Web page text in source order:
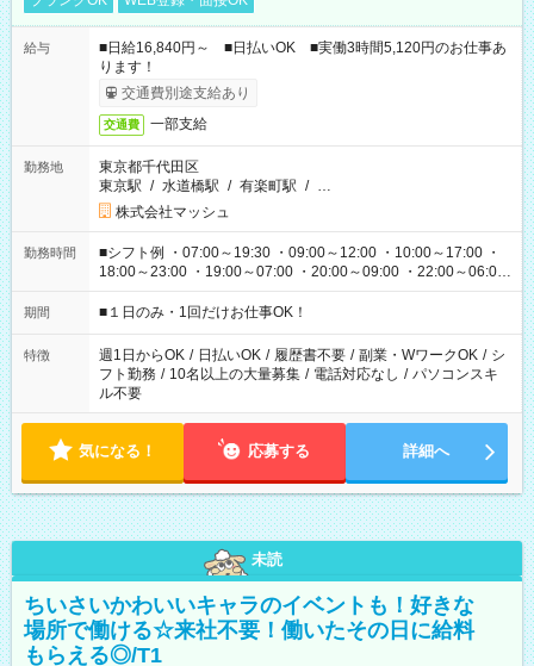
給与
■日給16,840円～ ■日払いOK ■実働3時間5,120円のお仕事あ
ります！
交通費別途支給あり
交通費 一部支給
勤務地
東京都千代田区
東京駅 / 水道橋駅 / 有楽町駅 / …
株式会社マッシュ
勤務時間
■シフト例 ・07:00～19:30 ・09:00～12:00 ・10:00～17:00 ・
18:00～23:00 ・19:00～07:00 ・20:00～09:00 ・22:00～06:00
etc ★最短で3時間で5,120円のお仕事から 15時間で2万円近く稼
げるお仕事も！ ご希望のお時間に合わせてご紹介！ ※シフトは
ください！
期間 ■１日のみ・1回だけお仕事OK！
特徴 週1日からOK / 日払いOK / 履歴書不要 / 副業・WワークOK / シ
フト勤務 / 10名以上の大量募集 / 電話対応なし / パソコンスキ
ル不要
気になる！ 応募する 詳細へ
未読
ちいさいかわいいキャラのイベントも！好きな
場所で働ける☆来社不要！働いたその日に給料
もらえる◎/T1